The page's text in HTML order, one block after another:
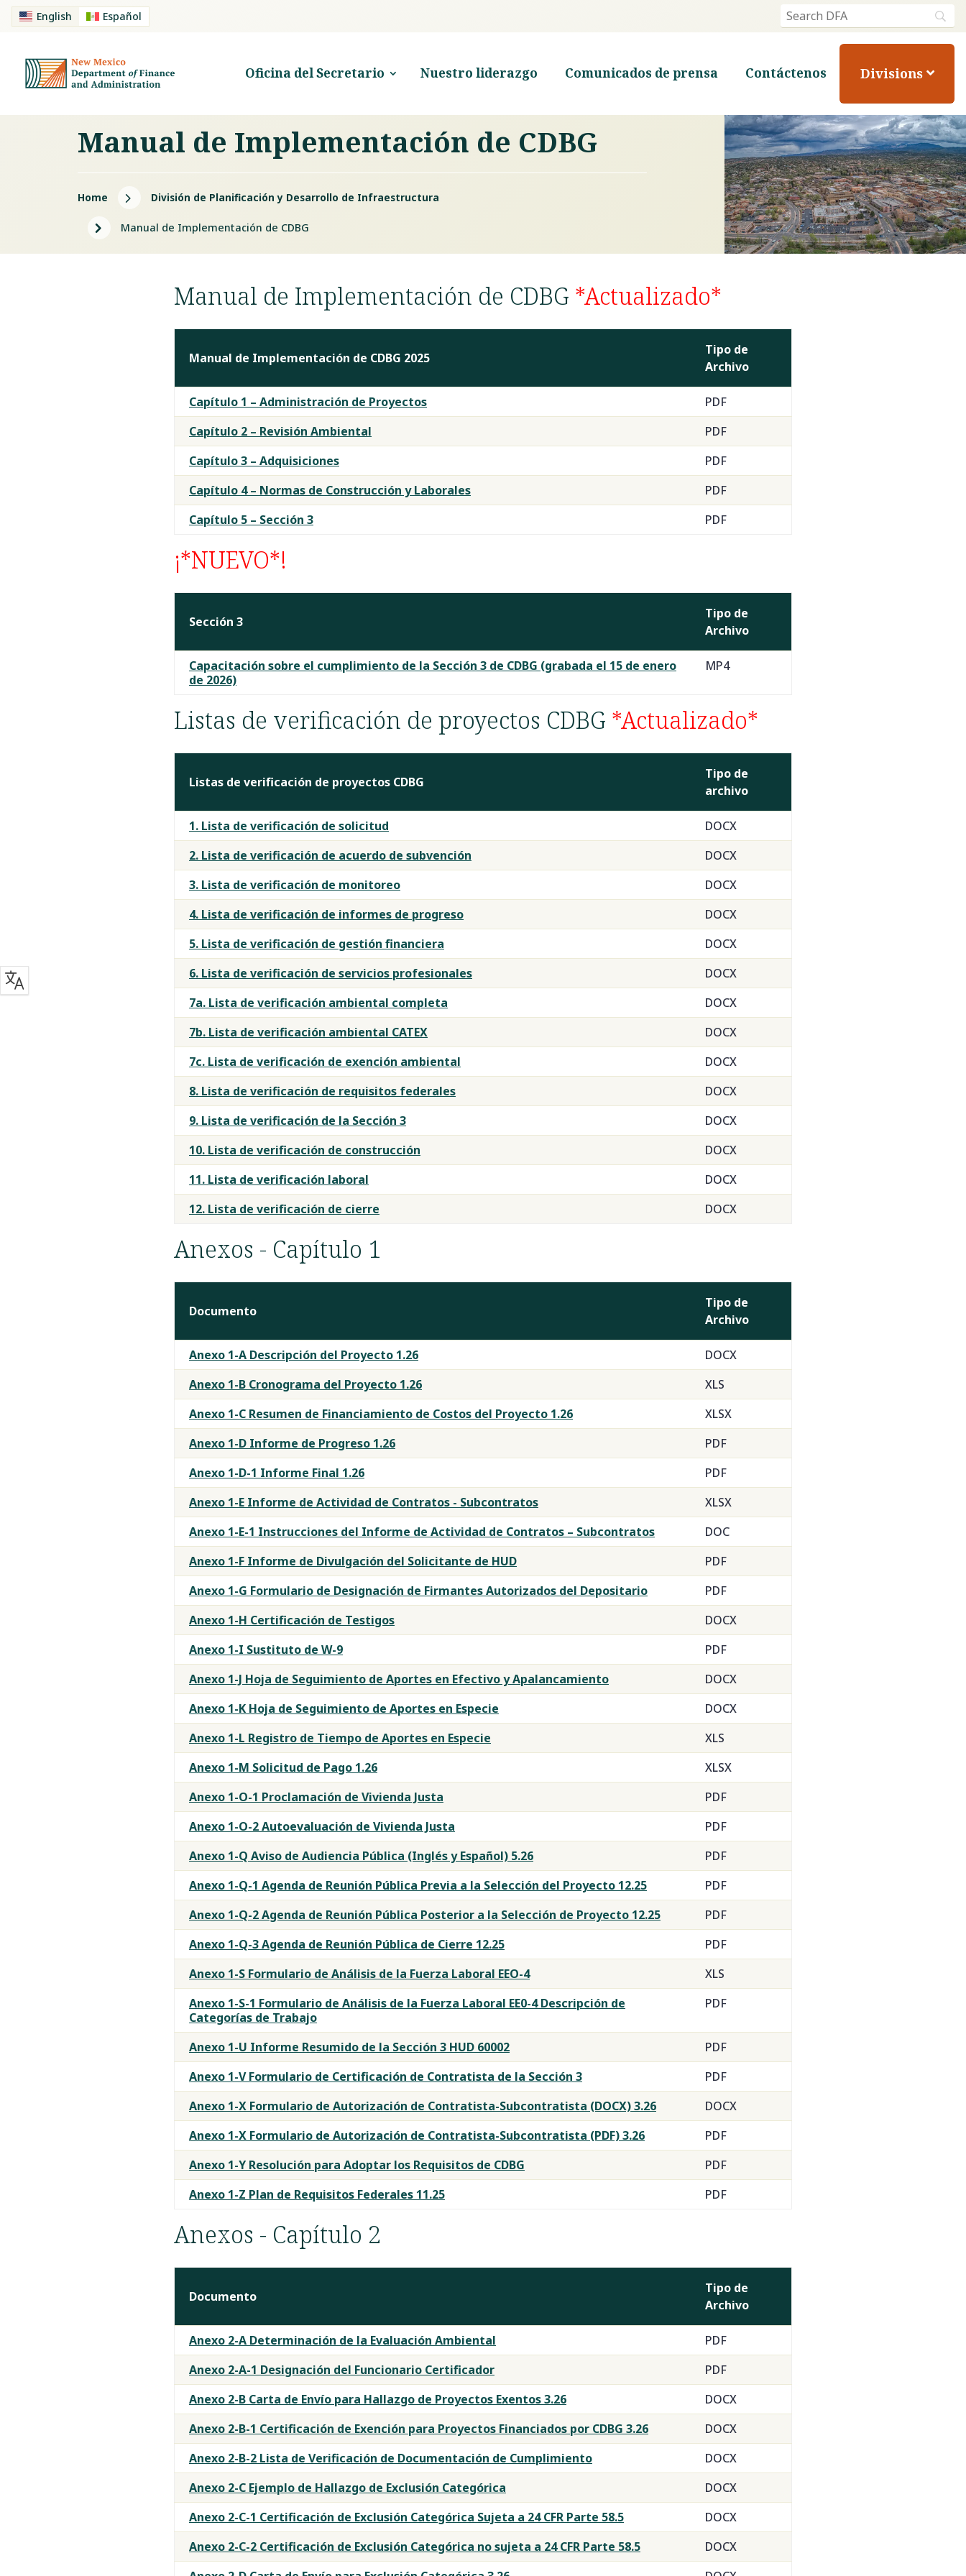
English Español
Oficina del Secretario Nuestro liderazgo Comunicados de prensa Contáctenos Divisions
Manual de Implementación de CDBG
Home 5 División de Planificación y Desarrollo de Infraestructura
5 Manual de Implementación de CDBG
Manual de Implementación de CDBG *Actualizado*
Manual de Implementación de CDBG 2025
Tipo de
Archivo
Capítulo 1 – Administración de Proyectos
PDF
Capítulo 2 – Revisión Ambiental
PDF
Capítulo 3 – Adquisiciones
PDF
Capítulo 4 – Normas de Construcción y Laborales
PDF
Capítulo 5 – Sección 3
PDF
¡*NUEVO*!
Sección 3
Tipo de
Archivo
Capacitación sobre el cumplimiento de la Sección 3 de CDBG (grabada el 15 de enero
de 2026)
MP4
Listas de verificación de proyectos CDBG *Actualizado*
Listas de verificación de proyectos CDBG
Tipo de
archivo
1. Lista de verificación de solicitud
DOCX
2. Lista de verificación de acuerdo de subvención
DOCX
3. Lista de verificación de monitoreo
DOCX
4. Lista de verificación de informes de progreso
DOCX
5. Lista de verificación de gestión financiera
DOCX
6. Lista de verificación de servicios profesionales
DOCX
7a. Lista de verificación ambiental completa
DOCX
7b. Lista de verificación ambiental CATEX
DOCX
7c. Lista de verificación de exención ambiental
DOCX
8. Lista de verificación de requisitos federales
DOCX
9. Lista de verificación de la Sección 3
DOCX
10. Lista de verificación de construcción
DOCX
11. Lista de verificación laboral
DOCX
12. Lista de verificación de cierre
DOCX
Anexos - Capítulo 1
Documento
Tipo de
Archivo
Anexo 1-A Descripción del Proyecto 1.26
DOCX
Anexo 1-B Cronograma del Proyecto 1.26
XLS
Anexo 1-C Resumen de Financiamiento de Costos del Proyecto 1.26
XLSX
Anexo 1-D Informe de Progreso 1.26
PDF
Anexo 1-D-1 Informe Final 1.26
PDF
Anexo 1-E Informe de Actividad de Contratos - Subcontratos
XLSX
Anexo 1-E-1 Instrucciones del Informe de Actividad de Contratos – Subcontratos
DOC
Anexo 1-F Informe de Divulgación del Solicitante de HUD
PDF
Anexo 1-G Formulario de Designación de Firmantes Autorizados del Depositario
PDF
Anexo 1-H Certificación de Testigos
DOCX
Anexo 1-I Sustituto de W-9
PDF
Anexo 1-J Hoja de Seguimiento de Aportes en Efectivo y Apalancamiento
DOCX
Anexo 1-K Hoja de Seguimiento de Aportes en Especie
DOCX
Anexo 1-L Registro de Tiempo de Aportes en Especie
XLS
Anexo 1-M Solicitud de Pago 1.26
XLSX
Anexo 1-O-1 Proclamación de Vivienda Justa
PDF
Anexo 1-O-2 Autoevaluación de Vivienda Justa
PDF
Anexo 1-Q Aviso de Audiencia Pública (Inglés y Español) 5.26
PDF
Anexo 1-Q-1 Agenda de Reunión Pública Previa a la Selección del Proyecto 12.25
PDF
Anexo 1-Q-2 Agenda de Reunión Pública Posterior a la Selección de Proyecto 12.25
PDF
Anexo 1-Q-3 Agenda de Reunión Pública de Cierre 12.25
PDF
Anexo 1-S Formulario de Análisis de la Fuerza Laboral EEO-4
XLS
Anexo 1-S-1 Formulario de Análisis de la Fuerza Laboral EE0-4 Descripción de
Categorías de Trabajo
PDF
Anexo 1-U Informe Resumido de la Sección 3 HUD 60002
PDF
Anexo 1-V Formulario de Certificación de Contratista de la Sección 3
PDF
Anexo 1-X Formulario de Autorización de Contratista-Subcontratista (DOCX) 3.26
DOCX
Anexo 1-X Formulario de Autorización de Contratista-Subcontratista (PDF) 3.26
PDF
Anexo 1-Y Resolución para Adoptar los Requisitos de CDBG
PDF
Anexo 1-Z Plan de Requisitos Federales 11.25
PDF
Anexos - Capítulo 2
Documento
Tipo de
Archivo
Anexo 2-A Determinación de la Evaluación Ambiental
PDF
Anexo 2-A-1 Designación del Funcionario Certificador
PDF
Anexo 2-B Carta de Envío para Hallazgo de Proyectos Exentos 3.26
DOCX
Anexo 2-B-1 Certificación de Exención para Proyectos Financiados por CDBG 3.26
DOCX
Anexo 2-B-2 Lista de Verificación de Documentación de Cumplimiento
DOCX
Anexo 2-C Ejemplo de Hallazgo de Exclusión Categórica
DOCX
Anexo 2-C-1 Certificación de Exclusión Categórica Sujeta a 24 CFR Parte 58.5
DOCX
Anexo 2-C-2 Certificación de Exclusión Categórica no sujeta a 24 CFR Parte 58.5
DOCX